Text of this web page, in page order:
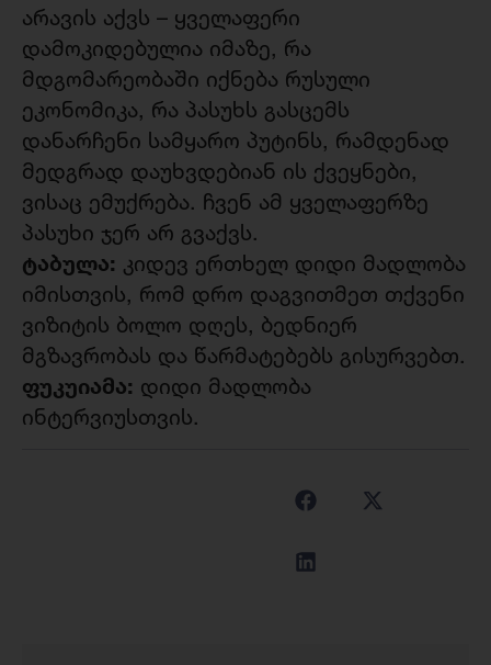
არავის აქვს – ყველაფერი
დამოკიდებულია იმაზე, რა
მდგომარეობაში იქნება რუსული
ეკონომიკა, რა პასუხს გასცემს
დანარჩენი სამყარო პუტინს, რამდენად
მედგრად დაუხვდებიან ის ქვეყნები,
ვისაც ემუქრება. ჩვენ ამ ყველაფერზე
პასუხი ჯერ არ გვაქვს.
ტაბულა: კიდევ ერთხელ დიდი მადლობა
იმისთვის, რომ დრო დაგვითმეთ თქვენი
ვიზიტის ბოლო დღეს, ბედნიერ
მგზავრობას და წარმატებებს გისურვებთ.
ფუკუიამა: დიდი მადლობა
ინტერვიუსთვის.